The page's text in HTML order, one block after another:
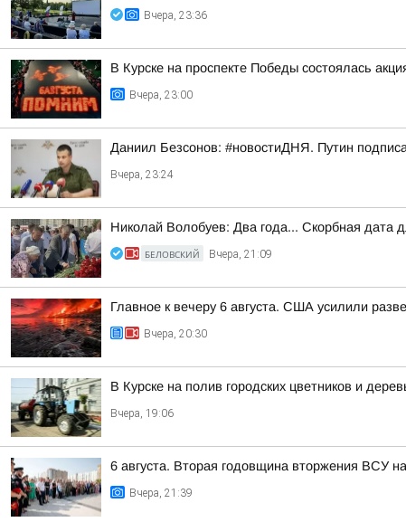
Вчера, 23:36
В Курске на проспекте Победы состоялась
Вчера, 23:00
Даниил Безсонов: #новостиДНЯ. Путин
Вчера, 23:24
Николай Волобуев: Два года... Скорбная дата
БЕЛОВСКИЙ Вчера, 21:09
Главное к вечеру 6 августа. США усилили
Вчера, 20:30
В Курске на полив городских цветников и
Вчера, 19:06
6 августа. Вторая годовщина вторжения ВСУ
Вчера, 21:39